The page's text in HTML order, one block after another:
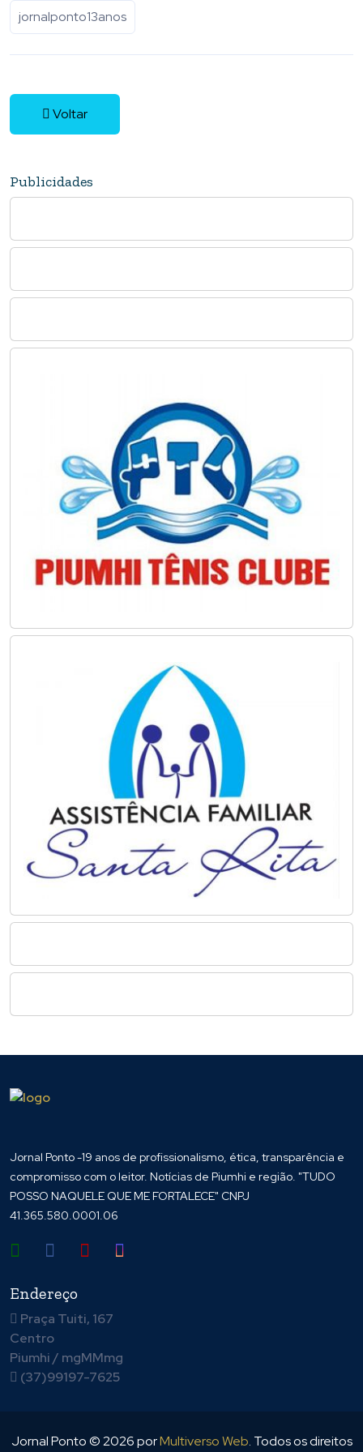
jornalponto13anos
Voltar
Publicidades
Jornal Ponto -19 anos de profissionalismo, ética, transparência e
compromisso com o leitor. Notícias de Piumhi e região. "TUDO
POSSO NAQUELE QUE ME FORTALECE" CNPJ
41.365.580.0001.06
Endereço
Praça Tuiti, 167
Centro
Piumhi / mgMMmg
(37)99197-7625
Jornal Ponto ©2026porMultiverso Web. Todos os direitos